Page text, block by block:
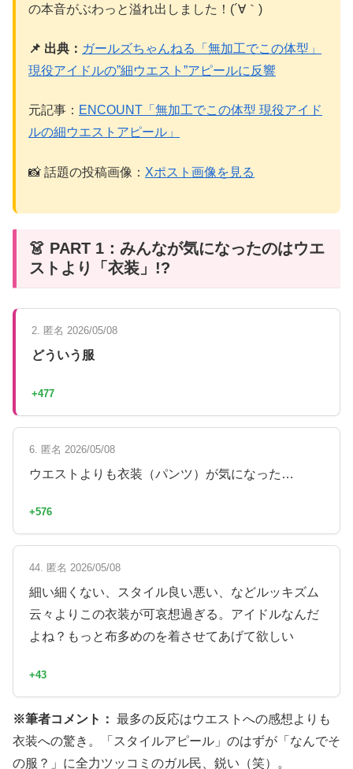
の本音がぶわっと溢れ出しました！(´∀｀)
📌 出典： ガールズちゃんねる「無加工でこの体型」
現役アイドルの”細ウエスト”アピールに反響
元記事： ENCOUNT「無加工でこの体型 現役アイド
ルの細ウエストアピール」
📸 話題の投稿画像： Xポスト画像を見る
👗 PART 1：みんなが気になったのはウエ
ストより「衣装」!?
2. 匿名 2026/05/08
どういう服
+477
6. 匿名 2026/05/08
ウエストよりも衣装（パンツ）が気になった…
+576
44. 匿名 2026/05/08
細い細くない、スタイル良い悪い、などルッキズム
云々よりこの衣装が可哀想過ぎる。アイドルなんだ
よね？もっと布多めのを着させてあげて欲しい
+43
※筆者コメント： 最多の反応はウエストへの感想よりも
衣装への驚き。「スタイルアピール」のはずが「なんでそ
の服？」に全力ツッコミのガル民、鋭い（笑）。